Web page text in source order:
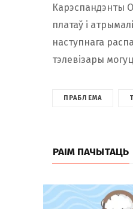
Карэспандэнты
платаў і
наступнага
тэлевізары
ПРАБЛЕМА
РАІМ ПАЧЫТАЦЬ